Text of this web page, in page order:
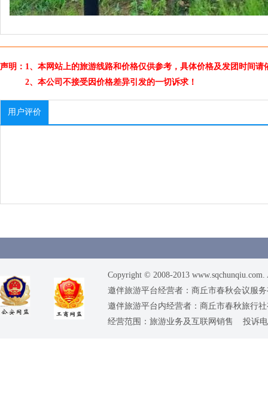
声明：1、本网站上的旅游线路和价格仅供参考，具体价格及发团时间
2、本公司不接受因价格差异引发的一切诉求！
用户评价
Copyright © 2008-2013
邀伴旅游平台经营者：商丘市春秋会议服
邀伴旅游平台内经营者：商丘市春秋旅行
经营范围：旅游业务及互联网销售 投诉